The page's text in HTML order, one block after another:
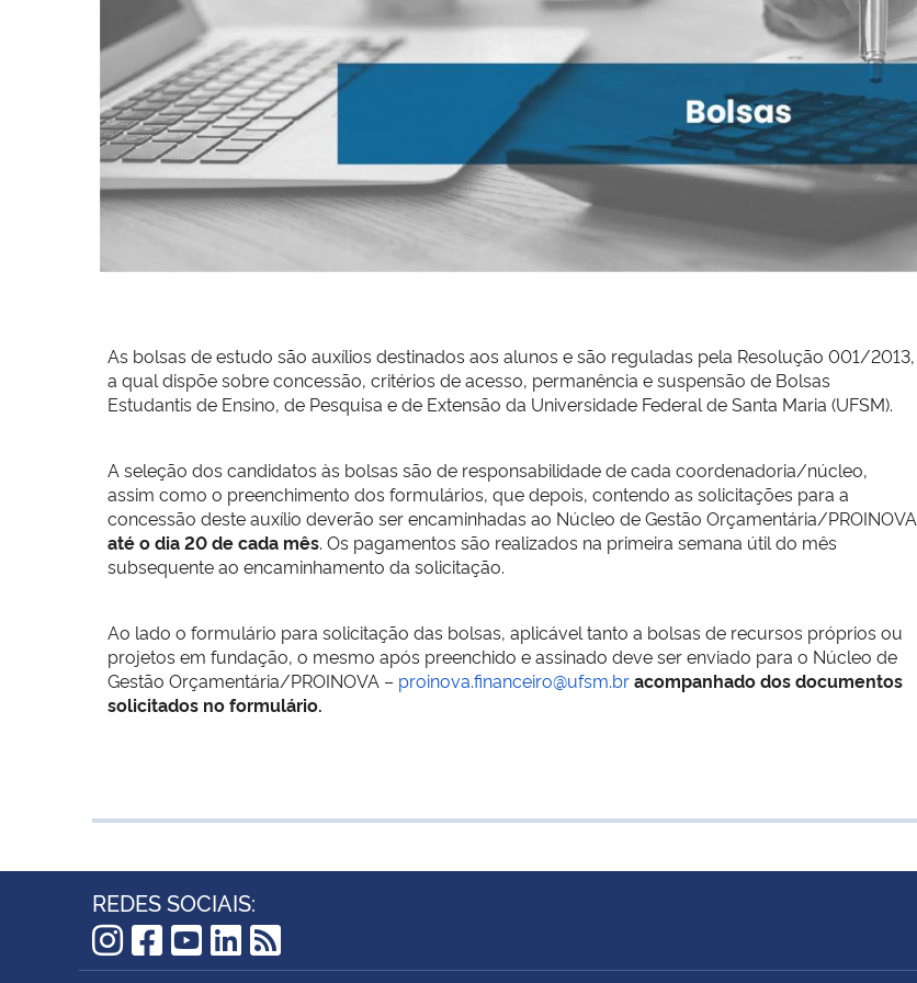
As bolsas de estudo são auxílios destinados aos alunos e são reguladas pela Resolução 001/2013,
a qual dispõe sobre concessão, critérios de acesso, permanência e suspensão de Bolsas
Estudantis de Ensino, de Pesquisa e de Extensão da Universidade Federal de Santa Maria (UFSM).
A seleção dos candidatos às bolsas são de responsabilidade de cada coordenadoria/núcleo,
assim como o preenchimento dos formulários, que depois, contendo as solicitações para a
concessão deste auxílio deverão ser encaminhadas ao Núcleo de Gestão Orçamentária/PROINOVA
até o dia 20 de cada mês. Os pagamentos são realizados na primeira semana útil do mês
subsequente ao encaminhamento da solicitação.
Ao lado o formulário para solicitação das bolsas, aplicável tanto a bolsas de recursos próprios ou
projetos em fundação, o mesmo após preenchido e assinado deve ser enviado para o Núcleo de
Gestão Orçamentária/PROINOVA – proinova.financeiro@ufsm.bracompanhado dos documentos
solicitados no formulário.
REDES SOCIAIS: